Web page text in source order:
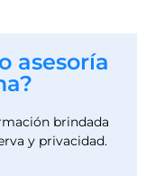
asesoría
brindada
y privacidad.